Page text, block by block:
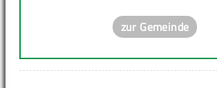
zur Gemeinde